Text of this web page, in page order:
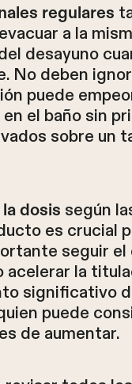
regulares
a la
desayuno
No deben
puede
el baño sin
sobre un
dosis según
es crucial
seguir el
acelerar la
significativo
puede
de aumentar.